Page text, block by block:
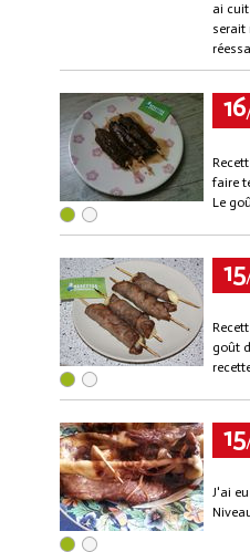
ai
serait
16
faire
Le
15
goût
15
J'ai